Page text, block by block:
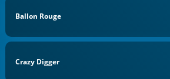
Ballon Rouge
Crazy Digger